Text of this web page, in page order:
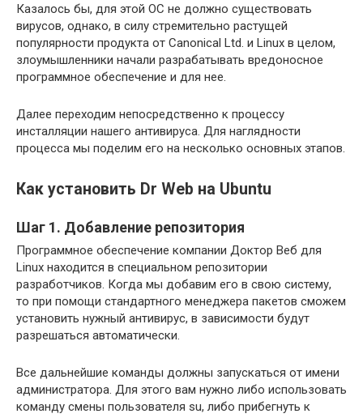
Казалось бы, для этой ОС не должно существовать
вирусов, однако, в силу стремительно растущей
популярности продукта от Canonical Ltd. и Linux в целом,
злоумышленники начали разрабатывать вредоносное
программное обеспечение и для нее.
Далее переходим непосредственно к процессу
инсталляции нашего антивируса. Для наглядности
процесса мы поделим его на несколько основных этапов.
Как установить Dr Web на Ubuntu
Шаг 1. Добавление репозитория
Программное обеспечение компании Доктор Веб для
Linux находится в специальном репозитории
разработчиков. Когда мы добавим его в свою систему,
то при помощи стандартного менеджера пакетов сможем
установить нужный антивирус, в зависимости будут
разрешаться автоматически.
Все дальнейшие команды должны запускаться от имени
администратора. Для этого вам нужно либо использовать
команду смены пользователя su, либо прибегнуть к